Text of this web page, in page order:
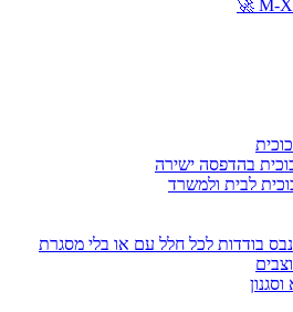
בהדפסה ישירה
לבית ולמשרד
בודדות לכל חלל עם או בלי מסגרת